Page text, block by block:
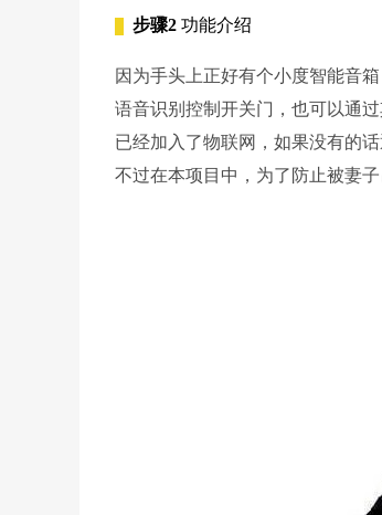
步骤2 功能介绍
因为手头上正好有个小度智能音
语音识别控制开关门，也可以通
已经加入了物联网，如果没有的
不过在本项目中，为了防止被妻